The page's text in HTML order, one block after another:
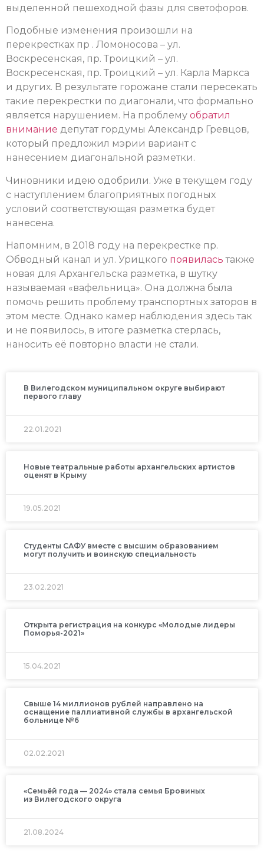
выделенной пешеходной фазы для светофоров.
Подобные изменения произошли на
перекрестках пр . Ломоносова – ул.
Воскресенская, пр. Троицкий – ул.
Воскресенская, пр. Троицкий – ул. Карла Маркса
и других. В результате горожане стали пересекать
такие перекрестки по диагонали, что формально
является нарушением. На проблему обратил
внимание депутат гордумы Александр Гревцов,
который предложил мэрии вариант с
нанесением диагональной разметки.
Чиновники идею одобрили. Уже в текущем году
с наступлением благоприятных погодных
условий соответствующая разметка будет
нанесена.
Напомним, в 2018 году на перекрестке пр.
Обводный канал и ул. Урицкого появилась также
новая для Архангельска разметка, в шутку
называемая «вафельница». Она должна была
помочь решить проблему транспортных заторов в
этом месте. Однако камер наблюдения здесь так
и не появилось, в итоге разметка стерлась,
наносить её повторно власти не стали.
В Вилегодском муниципальном округе выбирают
первого главу
22.01.2021
Новые театральные работы архангельских артистов
оценят в Крыму
19.05.2021
Студенты САФУ вместе с высшим образованием
могут получить и воинскую специальность
23.02.2021
Открыта регистрация на конкурс «Молодые лидеры
Поморья-2021»
15.04.2021
Свыше 14 миллионов рублей направлено на
оснащение паллиативной службы в архангельской
больнице №6
02.02.2021
«Семьёй года — 2024» стала семья Бровиных
из Вилегодского округа
21.08.2024